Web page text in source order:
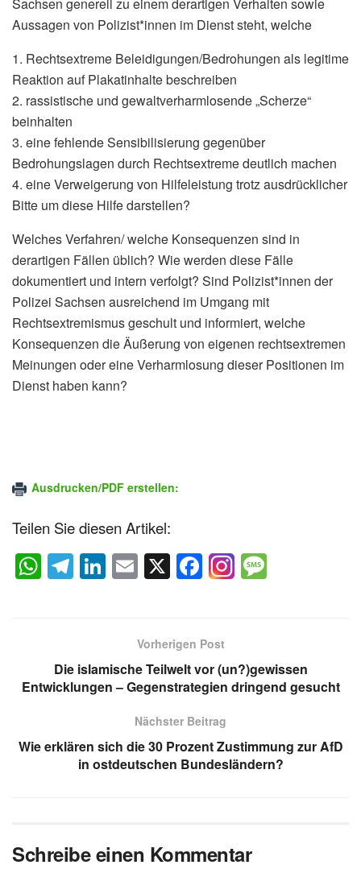
Aussagen von Polizist*innen im Dienst steht, welche
1. Rechtsextreme Beleidigungen/Bedrohungen als legitime
Reaktion auf Plakatinhalte beschreiben
2. rassistische und gewaltverharmlosende „Scherze“
beinhalten
3. eine fehlende Sensibilisierung gegenüber
Bedrohungslagen durch Rechtsextreme deutlich machen
4. eine Verweigerung von Hilfeleistung trotz ausdrücklicher
Bitte um diese Hilfe darstellen?
Welches Verfahren/ welche Konsequenzen sind in
derartigen Fällen üblich? Wie werden diese Fälle
dokumentiert und intern verfolgt? Sind Polizist*innen der
Polizei Sachsen ausreichend im Umgang mit
Rechtsextremismus geschult und informiert, welche
Konsequenzen die Äußerung von eigenen rechtsextremen
Meinungen oder eine Verharmlosung dieser Positionen im
Dienst haben kann?
Ausdrucken/PDF erstellen:
Teilen Sie diesen Artikel:
W
h
A
p
T
el
a
m
Li
n
dI
n
E
m
X F
a
e
b
o
o
k
g
e
Vorherigen Post
Die islamische Teilwelt vor (un?)gewissen
Entwicklungen – Gegenstrategien dringend gesucht
Nächster Beitrag
Wie erklären sich die 30 Prozent Zustimmung zur AfD
in ostdeutschen Bundesländern?
Schreibe einen Kommentar